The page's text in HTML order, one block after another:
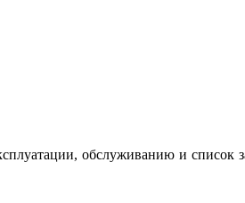
обслуживанию и список